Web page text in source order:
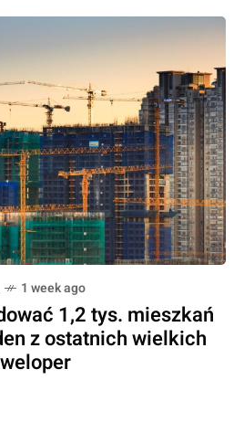
1 week ago
1,2 tys. mieszkań
z ostatnich wielkich